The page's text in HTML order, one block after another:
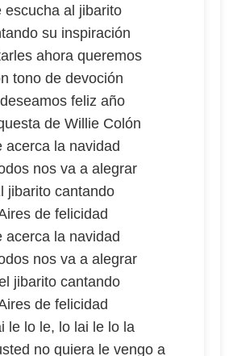
escucha al jibarito
su inspiración
ahora queremos
tono de devoción
feliz año
de Willie Colón
acerca la navidad
nos va a alegrar
jibarito cantando
de felicidad
acerca la navidad
nos va a alegrar
jibarito cantando
de felicidad
le lo le, lo lai le lo la
no quiera le vengo a